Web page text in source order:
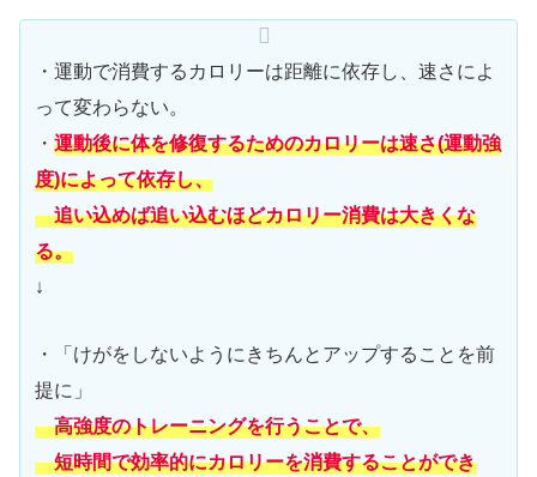
・運動で消費するカロリーは距離に依存し、速さによ
って変わらない。
・ 運動後に体を修復するためのカロリーは速さ(運動強
度)によって依存し、
追い込めば追い込むほどカロリー消費は大きくな
る。
↓
・「けがをしないようにきちんとアップすることを前
提に」
高強度のトレーニングを行うことで、
短時間で効率的にカロリーを消費することができ